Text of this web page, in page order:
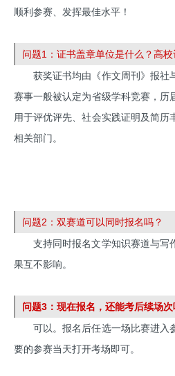
顺利参赛、发挥最佳水平！
问题1：证书盖章单位是什么？高
获奖证书均由《作文周刊》报社
赛事一般被认定为省级学科竞赛，历
用于评优评先、社会实践证明及简历
相关部门。
问题2：双赛道可以同时报名吗？
支持同时报名文学知识赛道与写
果互不影响。
问题3：现在报名，还能考后续场次
可以。报名后任选一场比赛进入
要的参赛当天打开考场即可。